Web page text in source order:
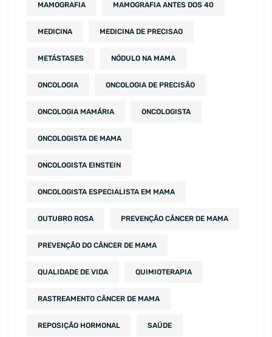
MAMOGRAFIA MAMOGRAFIA ANTES DOS 40
MEDICINA MEDICINA DE PRECISAO
METÁSTASES NÓDULO NA MAMA
ONCOLOGIA ONCOLOGIA DE PRECISÃO
ONCOLOGIA MAMÁRIA ONCOLOGISTA
ONCOLOGISTA DE MAMA
ONCOLOGISTA EINSTEIN
ONCOLOGISTA ESPECIALISTA EM MAMA
OUTUBRO ROSA PREVENÇÃO CÂNCER DE MAMA
PREVENÇÃO DO CÂNCER DE MAMA
QUALIDADE DE VIDA QUIMIOTERAPIA
RASTREAMENTO CÂNCER DE MAMA
REPOSIÇÃO HORMONAL SAÚDE